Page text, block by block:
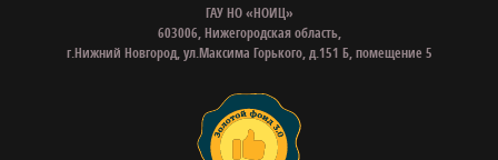
ГАУ НО «НОИЦ»
603006, Нижегородская область,
г.Нижний Новгород, ул.Максима Горького, д.151 Б, помещение 5